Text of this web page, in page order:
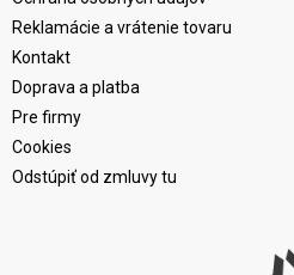
Reklamácie a vrátenie tovaru
Kontakt
Doprava a platba
Pre firmy
Cookies
Odstúpiť od zmluvy tu